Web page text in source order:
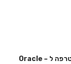
מגמת הנדסאי תוכנה הצטרפה ל – Oracle